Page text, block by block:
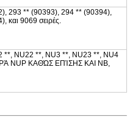
293 ** (90393), 294 ** (90394),
και 9069 σειρές.
**, NU22 **, NU3 **, NU23 **, NU4
NUP ΚΑΘΏΣ ΕΠΊΣΗΣ ΚΑΙ NB,